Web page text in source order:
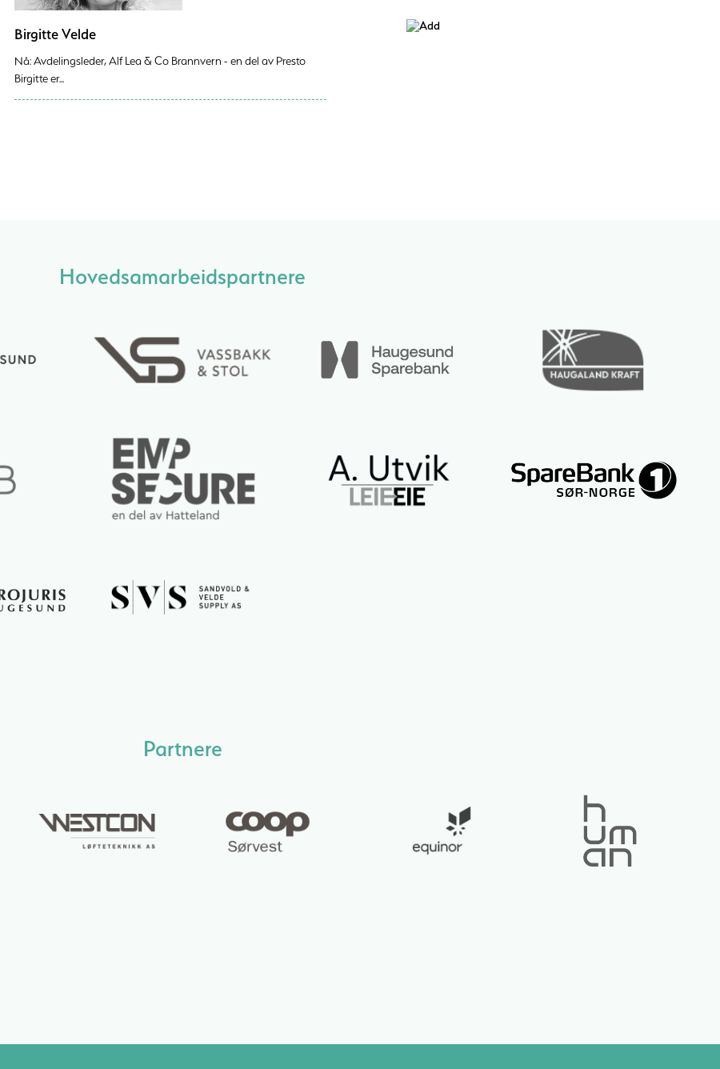
Birgitte Velde
Nå: Avdelingsleder, Alf Lea & Co Brannvern - en del av Presto
Birgitte er...
Hovedsamarbeidspartnere
Partnere